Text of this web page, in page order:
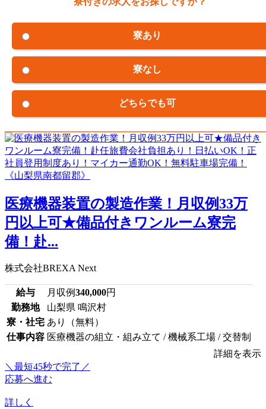
寮あり
寮なし
どちらでも可
医療機器装置の製造作業！月収例33万
円以上可★備品付きワンルーム寮完
備！赴...
株式会社BREXA Next
給与 月収例340,000円
勤務地
山梨県 鳴沢村
寮・社宅 あり（無料）
仕事内容 医療機器の組立・組み立て / 機械系工場 / 交替制
詳細を表示
＼最短45秒で完了／
応募へ進む
詳しく